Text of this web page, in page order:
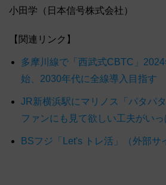
小田学（日本信号株式会社）
【関連リンク】
多摩川線で「西武式CBTC」
始、2030年代に全線導入目指す
JR新横浜駅にマリノス「パタパ
ファンにも見て欲しい工夫がいっ
BSフジ「Let's トレ活」（外部サ